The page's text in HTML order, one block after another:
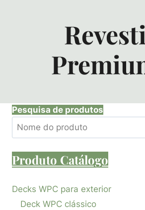
Pesquisa de produtos
Produto Catálogo
Decks WPC para exterior
Deck WPC clássico